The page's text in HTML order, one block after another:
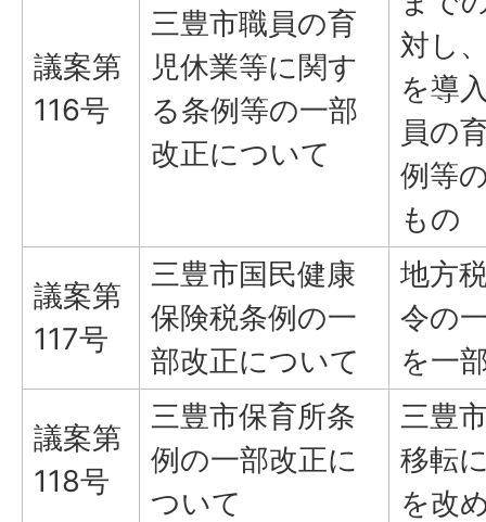
議案第
116号
三豊市職員の育
児休業等に関す
る条例等の一部
改正について
対し
を導
員の
例等
もの
議案第
117号
三豊市国民健康
保険税条例の一
部改正について
地方
令の
を一
議案第
118号
三豊市保育所条
例の一部改正に
ついて
三豊
移転
を改